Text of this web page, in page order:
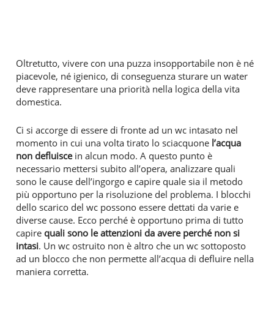
Oltretutto, vivere con una puzza insopportabile non è né
piacevole, né igienico, di conseguenza sturare un water
deve rappresentare una priorità nella logica della vita
domestica.
Ci si accorge di essere di fronte ad un wc intasato nel
momento in cui una volta tirato lo sciacquone l’acqua
non defluisce in alcun modo. A questo punto è
necessario mettersi subito all’opera, analizzare quali
sono le cause dell’ingorgo e capire quale sia il metodo
più opportuno per la risoluzione del problema. I blocchi
dello scarico del wc possono essere dettati da varie e
diverse cause. Ecco perché è opportuno prima di tutto
capire quali sono le attenzioni da avere perché non si
intasi. Un wc ostruito non è altro che un wc sottoposto
ad un blocco che non permette all’acqua di defluire nella
maniera corretta.